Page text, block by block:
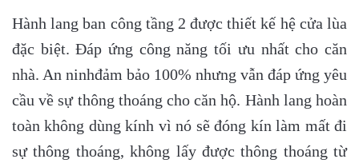
Hành lang ban công tầng 2 được thiết kế hệ cửa lùa
đặc biệt. Đáp ứng công năng tối ưu nhất cho căn
nhà. An ninhđảm bảo 100% nhưng vẫn đáp ứng yêu
cầu về sự thông thoáng cho căn hộ. Hành lang hoàn
toàn không dùng kính vì nó sẽ đóng kín làm mất đi
sự thông thoáng, không lấy được thông thoáng từ